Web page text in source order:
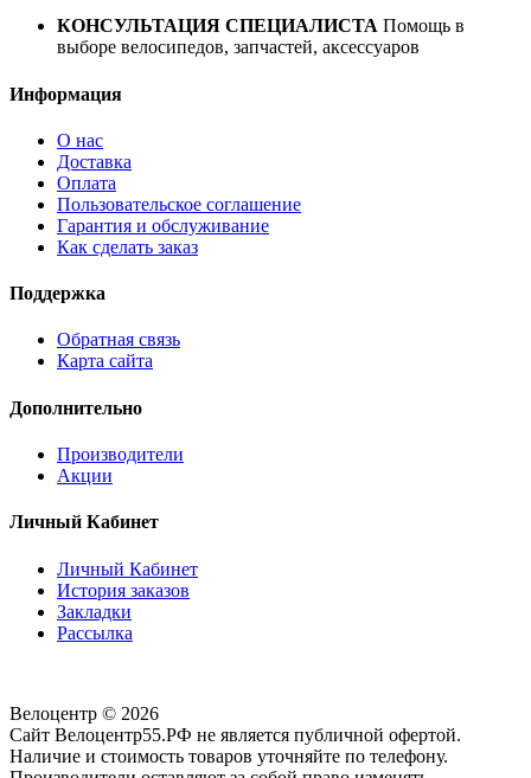
КОНСУЛЬТАЦИЯ СПЕЦИАЛИСТА Помощь в
выборе велосипедов, запчастей, аксессуаров
Информация
О нас
Доставка
Оплата
Пользовательское соглашение
Гарантия и обслуживание
Как сделать заказ
Поддержка
Обратная связь
Карта сайта
Дополнительно
Производители
Акции
Личный Кабинет
Личный Кабинет
История заказов
Закладки
Рассылка
Велоцентр © 2026
Сайт Велоцентр55.РФ не является публичной офертой.
Наличие и стоимость товаров уточняйте по телефону.